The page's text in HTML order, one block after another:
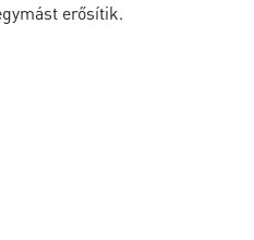
erősítik.